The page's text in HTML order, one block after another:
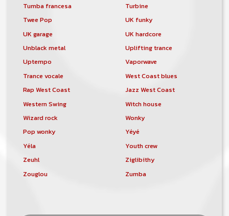
Tumba francesa
Turbine
Twee Pop
UK funky
UK garage
UK hardcore
Unblack metal
Uplifting trance
Uptempo
Vaporwave
Trance vocale
West Coast blues
Rap West Coast
Jazz West Coast
Western Swing
Witch house
Wizard rock
Wonky
Pop wonky
Yéyé
Yéla
Youth crew
Zeuhl
Ziglibithy
Zouglou
Zumba